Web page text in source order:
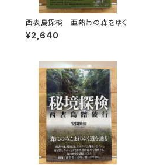
西表島探検 亜熱帯の森をゆく
¥2,640